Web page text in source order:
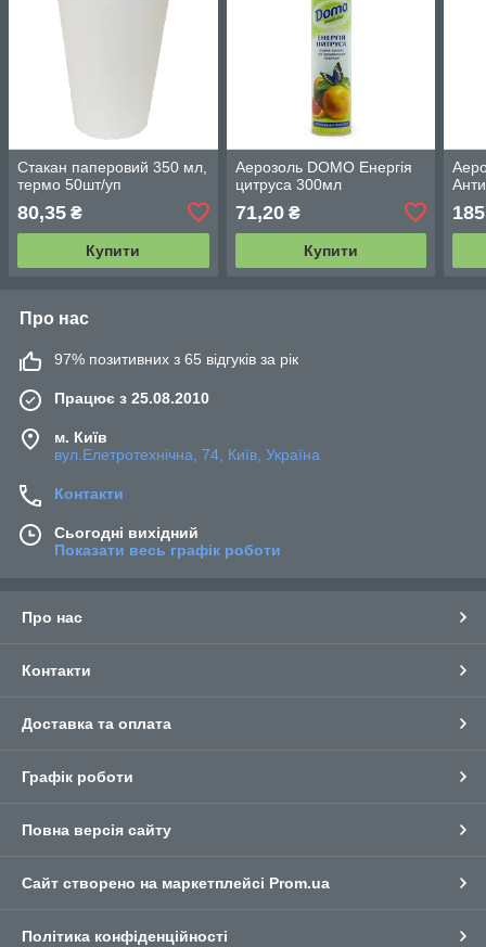
Стакан паперовий 350 мл,
термо 50шт/уп
80,35 ₴
Купити
Аерозоль DOMO Енергія
цитруса 300мл
71,20₴
Купити
185
Про нас
97% позитивних з 65 відгуків за рік
Працює з 25.08.2010
м. Київ
вул.Елетротехнічна, 74, Київ, Україна
Контакти
Сьогодні вихідний
Показати весь графік роботи
Про нас
Контакти
Доставка та оплата
Графік роботи
Повна версія сайту
Сайт створено на маркетплейсі Prom.ua
Політика конфіденційності